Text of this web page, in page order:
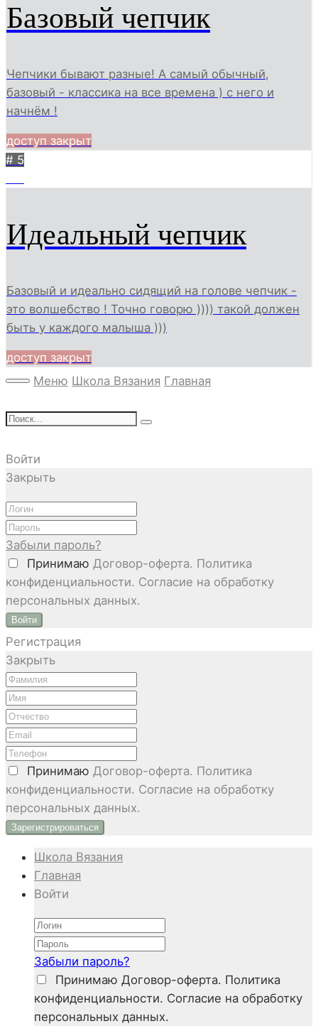
Базовый чепчик
Чепчики бывают разные! А самый обычный,
базовый - классика на все времена ) с него и
начнём !
доступ закрыт
# 5
Идеальный чепчик
Базовый и идеально сидящий на голове чепчик -
это волшебство ! Точно говорю )))) такой должен
быть у каждого малыша )))
доступ закрыт
Меню Школа Вязания Главная
Войти
Закрыть
Забыли пароль?
Принимаю Договор-оферта. Политика
конфиденциальности. Согласие на обработку
персональных данных.
Войти
Регистрация
Закрыть
Принимаю Договор-оферта. Политика
конфиденциальности. Согласие на обработку
персональных данных.
Школа Вязания
Главная
Войти
Забыли пароль?
Принимаю Договор-оферта. Политика
конфиденциальности. Согласие на обработку
персональных данных.